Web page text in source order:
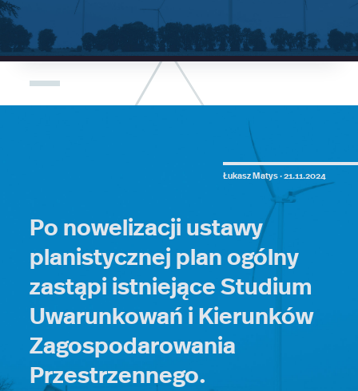
Łukasz Matys ·21.11.2024
Po nowelizacji ustawy
planistycznej plan ogólny
zastąpi istniejące Studium
Uwarunkowań i Kierunków
Zagospodarowania
Przestrzennego.